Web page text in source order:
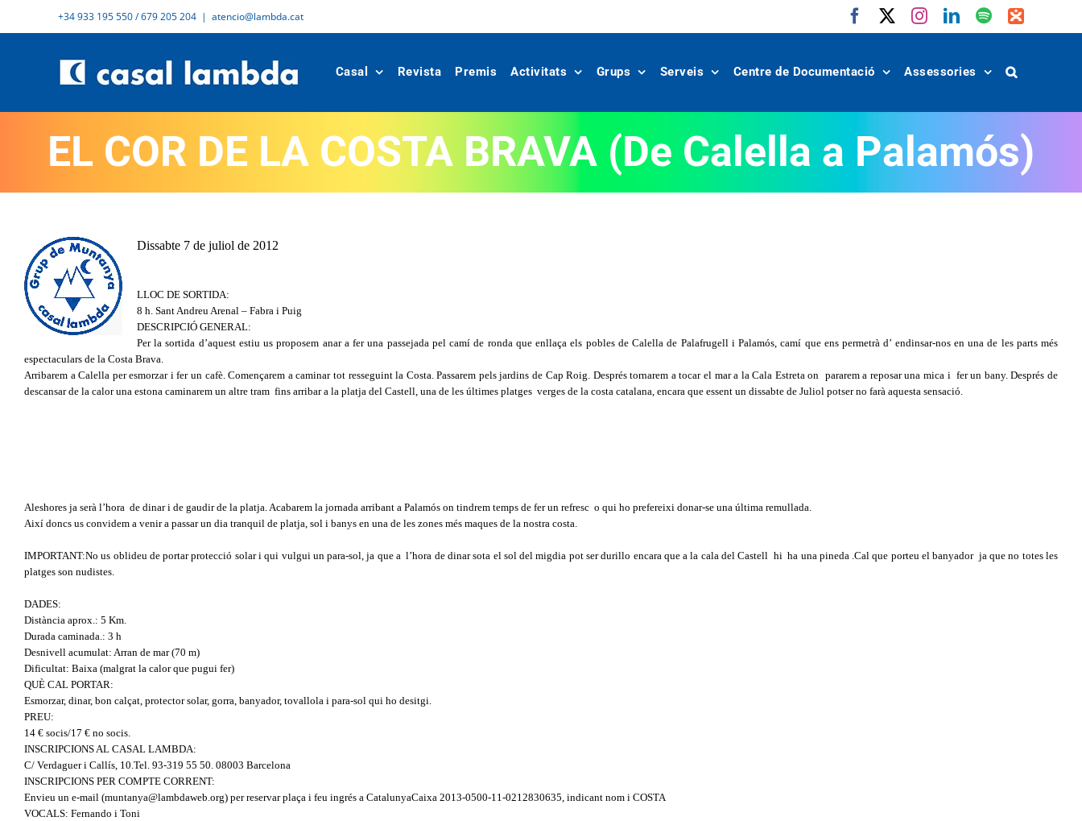
+34 933 195 550 / 679 205 204 | atencio@lambda.cat FacebookInstagram
LinkedIn
Spotify
IVoox
Casal Revista Premis Activitats Grups Serveis Centre de Documentació Assessories
EL COR DE LA COSTA BRAVA (De Calella a Palamós)
Dissabte 7 de juliol de 2012
LLOC DE SORTIDA:
8 h. Sant Andreu Arenal – Fabra i Puig
DESCRIPCIÓ GENERAL:
Per la sortida d’aquest estiu us proposem anar a fer una passejada pel camí de ronda que enllaça els pobles de Calella de Palafrugell i Palamós, camí que ens permetrà d’ endinsar-nos en una de les parts més
espectaculars de la Costa Brava.
Arribarem a Calella per esmorzar i fer un cafè. Començarem a caminar tot resseguint la Costa. Passarem pels jardins de Cap Roig. Després tornarem a tocar el mar a la Cala Estreta on pararem a reposar una mica i fer un bany. Després de
descansar de la calor una estona caminarem un altre tram fins arribar a la platja del Castell, una de les últimes platges verges de la costa catalana, encara que essent un dissabte de Juliol potser no farà aquesta sensació.
Aleshores ja serà l’hora de dinar i de gaudir de la platja. Acabarem la jornada arribant a Palamós on tindrem temps de fer un refresc o qui ho prefereixi donar-se una última remullada.
Així doncs us convidem a venir a passar un dia tranquil de platja, sol i banys en una de les zones més maques de la nostra costa.
IMPORTANT:No us oblideu de portar protecció solar i qui vulgui un para-sol, ja que a l’hora de dinar sota el sol del migdia pot ser durillo encara que a la cala del Castell hi ha una pineda .Cal que porteu el banyador ja que no totes les
platges son nudistes.
DADES:
Distància aprox.: 5 Km.
Durada caminada.: 3 h
Desnivell acumulat: Arran de mar (70 m)
Dificultat: Baixa (malgrat la calor que pugui fer)
QUÈ CAL PORTAR:
Esmorzar, dinar, bon calçat, protector solar, gorra, banyador, tovallola i para-sol qui ho desitgi.
PREU:
14 € socis/17 € no socis.
INSCRIPCIONS AL CASAL LAMBDA:
C/ Verdaguer i Callís, 10.Tel. 93-319 55 50. 08003 Barcelona
INSCRIPCIONS PER COMPTE CORRENT:
Envieu un e-mail (muntanya@lambdaweb.org) per reservar plaça i feu ingrés a CatalunyaCaixa 2013-0500-11-0212830635, indicant nom i COSTA
VOCALS: Fernando i Toni